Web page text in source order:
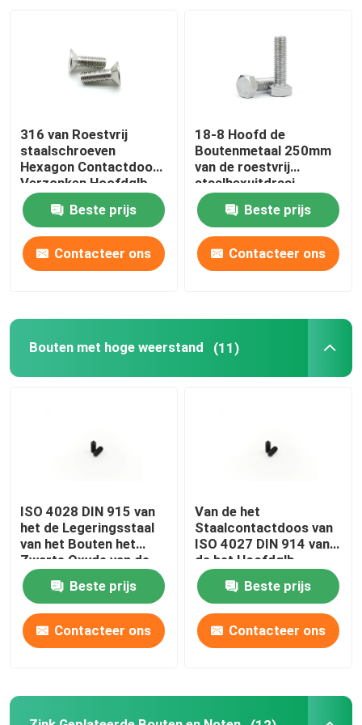
Ongeveer ons
Kwaliteitscontrole
Contacteer ons
Verzoek om een Citaat
Bouten met hoge weerstand
Zelf onttrekkende schroeven
De Noten van de roestvrij staalhexuitdraai
De Bevestigingsmiddelen van de windenergie
Zonnepaneelbevestigingsmiddelen
316 van Roestvrij
staalschroeven
Hexagon Contactdoos
Verzonken Hoofdglb
Schroeven M16 M10
M8 M4 van de
Notenbouten DIN7991
Beste prijs
Contacteer ons
18-8 Hoofd de
Boutenmetaal 250mm
van de roestvrij
staalhexuitdraai
Hexuitdraai
Hoofdschroeven
Beste prijs
Contacteer ons
Bouten met hoge weerstand (11)
ISO 4028 DIN 915 van
het de Legeringsstaal
van het Bouten het
Zwarte Oxyde van de
de Contactdooshond
Punt Met hoge
weerstand Setscrew
Beste prijs
Contacteer ons
Van de het
Staalcontactdoos van
ISO 4027 DIN 914 van
de het Hoofdglb
Schroef van de de
Hexuitdraaiaandrijving
van het de Kegelpunt
de Legeringsstaal
Beste prijs
Contacteer ons